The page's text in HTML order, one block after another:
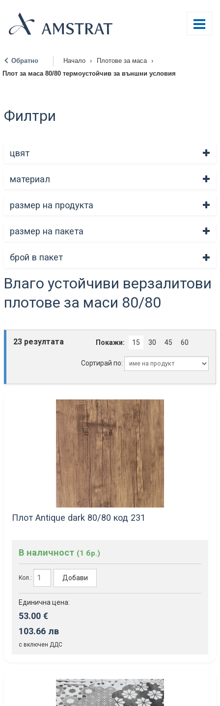
Обратно Начало › Плотове за маса
›
Плот за маса 80/80 термоустойчив за външни условия
Филтри
цвят
материал
размер на продукта
размер на пакета
брой в пакет
Влаго устойчиви верзалитови
плотове за маси 80/80
23 резултата Покажи: 15 30 45 60
Сортирай по:
Плот Antique dark 80/80 код 231
В наличност (1 бр.)
Кол.: Добави
Единична цена:
53.00 €
103.66 лв
с включен ДДС